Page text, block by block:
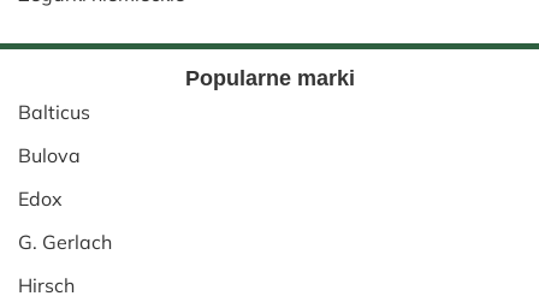
Popularne marki
Balticus
Bulova
Edox
G. Gerlach
Hirsch